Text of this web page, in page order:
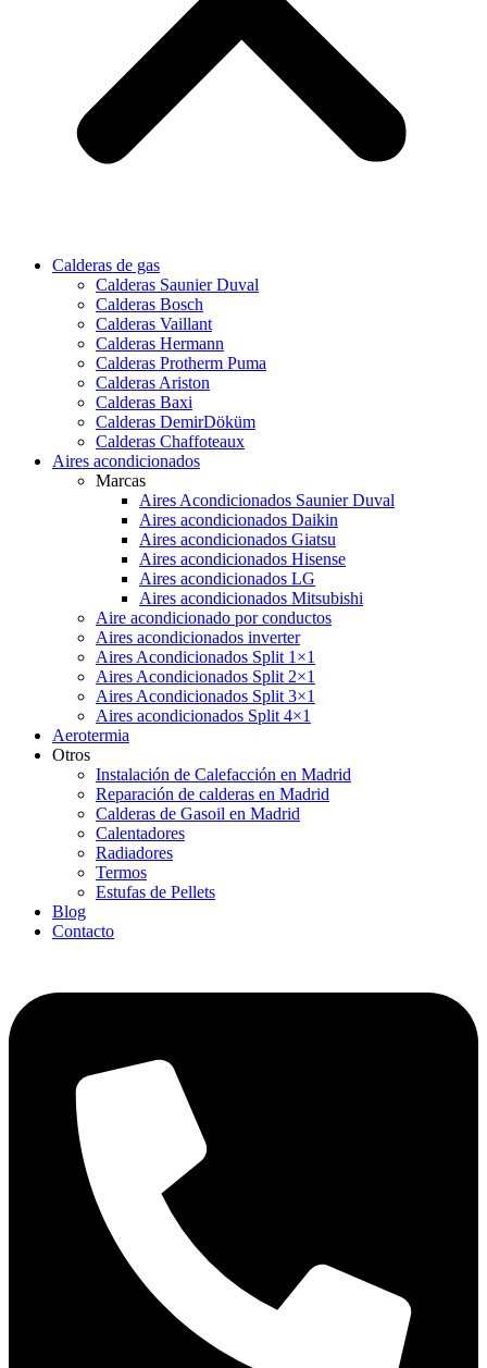
Calderas de gas
Calderas Saunier Duval
Calderas Bosch
Calderas Vaillant
Calderas Hermann
Calderas Protherm Puma
Calderas Ariston
Calderas Baxi
Calderas DemirDöküm
Calderas Chaffoteaux
Aires acondicionados
Marcas
Aires Acondicionados Saunier Duval
Aires acondicionados Daikin
Aires acondicionados Giatsu
Aires acondicionados Hisense
Aires acondicionados LG
Aires acondicionados Mitsubishi
Aire acondicionado por conductos
Aires acondicionados inverter
Aires Acondicionados Split 1×1
Aires Acondicionados Split 2×1
Aires Acondicionados Split 3×1
Aires acondicionados Split 4×1
Aerotermia
Otros
Instalación de Calefacción en Madrid
Reparación de calderas en Madrid
Calderas de Gasoil en Madrid
Calentadores
Radiadores
Termos
Estufas de Pellets
Blog
Contacto